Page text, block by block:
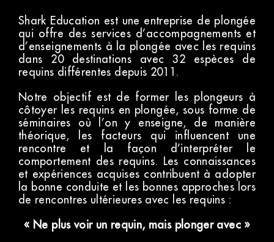
Shark Education est une entreprise de plongée
qui offre des services d’accompagnements et
d’enseignements à la plongée avec les requins
dans 20 destinations avec 32 espèces de
requins différentes depuis 2011.
Notre objectif est de former les plongeurs à
côtoyer les requins en plongée, sous forme de
séminaires où l’on y enseigne, de manière
théorique, les facteurs qui influencent une
rencontre et la façon d’interpréter le
comportement des requins. Les connaissances
et expériences acquises contribuent à adopter
la bonne conduite et les bonnes approches lors
de rencontres ultérieures avec les requins :
« Ne plus voir un requin, mais plonger avec »